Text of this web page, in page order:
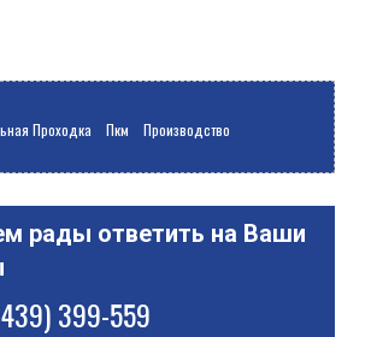
Проходка Пкм Производство
рады ответить на Ваши
399-559